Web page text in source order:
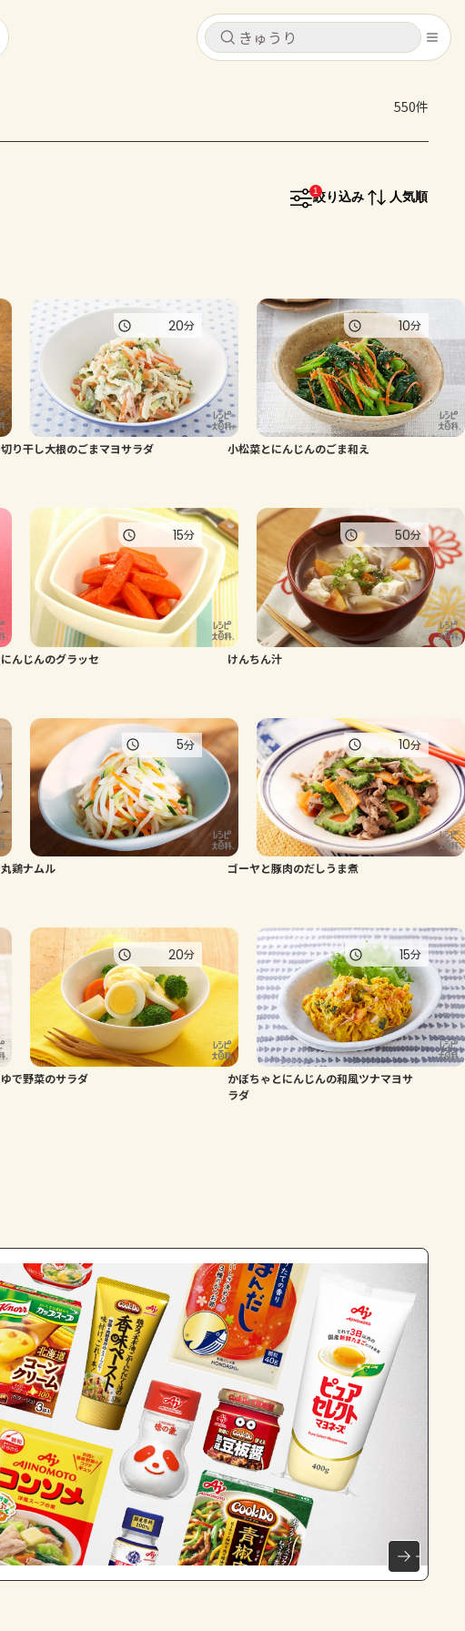
キャンセル
レシピ
トーク
よくあるお問い合わせ
AJINOMOTO PARK とは
キャンセル
550件
1
絞り込み 人気順
切り干し大根のごまマヨサラダ
20分
小松菜とにんじんのごま和え
10分
にんじんのグラッセ
15分
けんちん汁
50分
丸鶏ナムル
5分
ゴーヤと豚肉のだしうま煮
10分
ゆで野菜のサラダ
20分
かぼちゃとにんじんの和風ツナマヨサ
ラダ
15分